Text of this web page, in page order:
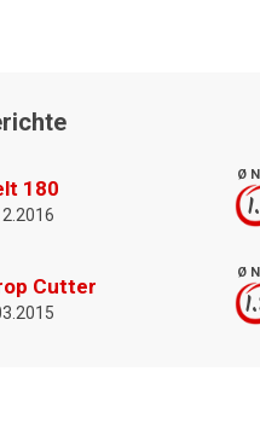
180
Ø
Cutter
Ø